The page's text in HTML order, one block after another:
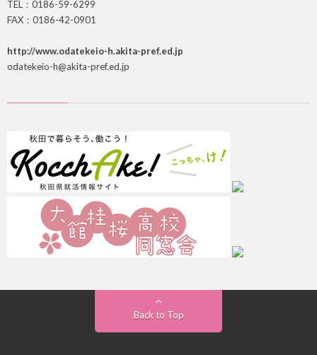
TEL：0186-59-6299
FAX：0186-42-0901
http://www.odatekeio-h.akita-pref.ed.jp
odatekeio-h@akita-pref.ed.jp
Back to Top